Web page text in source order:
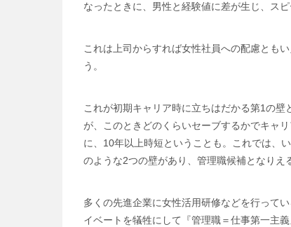
なったときに、男性と経験値に差が生じ、ス
これは上司からすれば女性社員への配慮とも
う。
これが初期キャリア時に立ちはだかる第1の
が、このときどのくらいセーブするかでキャ
に、10年以上時短ということも。これでは、
のような2つの壁があり、管理職候補となりえ
多くの先進企業に女性活用研修などを行って
イベートを犠牲にして『管理職＝仕事第一主